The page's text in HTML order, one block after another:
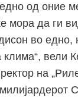
од оние
мора да ги
во едно,
клима“, вели
на